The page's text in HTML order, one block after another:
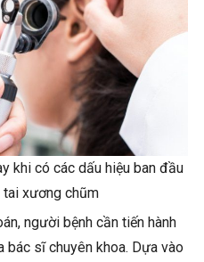
khi có các dấu hiệu ban đầu
xương chũm
người bệnh cần tiến hành
sĩ chuyên khoa. Dựa vào